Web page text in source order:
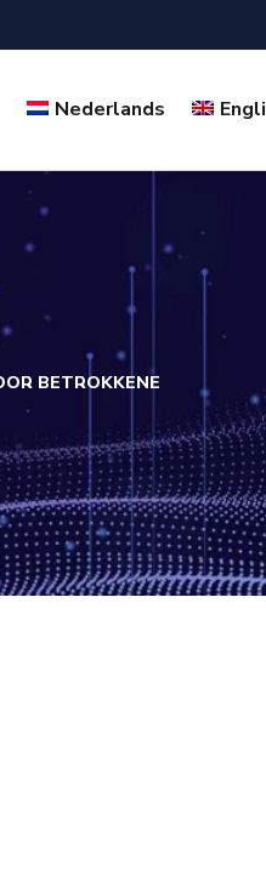
Nederlands
BETROKKENE